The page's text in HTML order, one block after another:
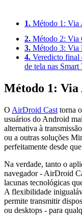
1. Método 1: Via
2. Método 2: Via
3. Método 3: Via
4. Veredicto final
de tela nas
Método 1:
O AirDroid Cast torna
usuários do Android
alternativa à
ou a outras soluções
perfeitamente desde
Na verdade, tanto o
navegador - AirDroid
lacunas tecnológicas
A flexibilidade
permite transmitir
ou desktops - para